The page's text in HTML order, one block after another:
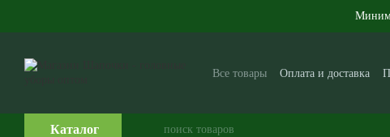
Все товары Оплата и доставка
Каталог